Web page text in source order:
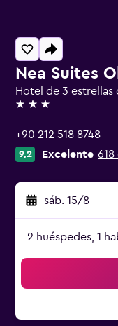
Nea Suites
Hotel de 3
3 estrellas
+90 212 518 8748
9,2 Excelente
sáb. 15/8
2 huéspedes, 1